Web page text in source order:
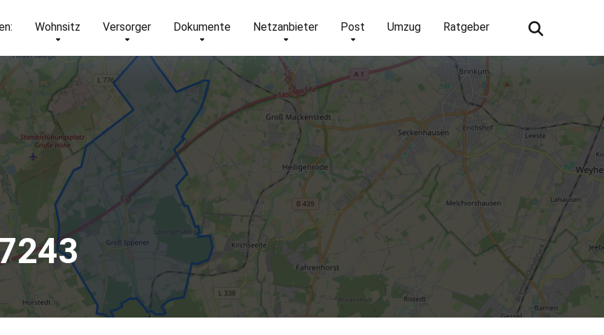
Wohnsitz Versorger Dokumente Netzanbieter Post Umzug Ratgeber